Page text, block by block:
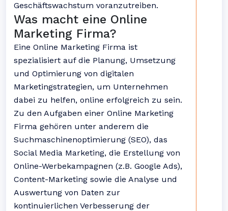
Geschäftswachstum voranzutreiben.
Was macht eine Online
Marketing Firma?
Eine Online Marketing Firma ist
spezialisiert auf die Planung, Umsetzung
und Optimierung von digitalen
Marketingstrategien, um Unternehmen
dabei zu helfen, online erfolgreich zu sein.
Zu den Aufgaben einer Online Marketing
Firma gehören unter anderem die
Suchmaschinenoptimierung (SEO), das
Social Media Marketing, die Erstellung von
Online-Werbekampagnen (z.B. Google Ads),
Content-Marketing sowie die Analyse und
Auswertung von Daten zur
kontinuierlichen Verbesserung der